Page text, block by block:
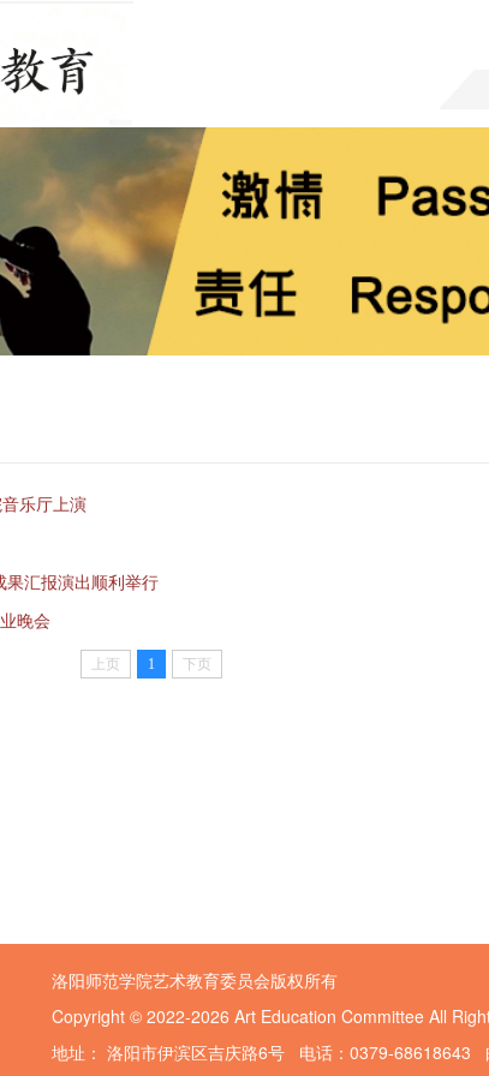
乐厅上演
汇报演出顺利举行
晚会
上页 1 下页
洛阳师范学院艺术教育委员会版权所有
Copyright © 2022-2026 Art Education Committee All
地址： 洛阳市伊滨区吉庆路6号 电话：0379-